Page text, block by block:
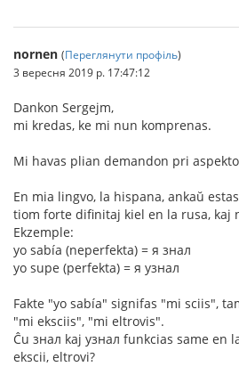
nornen (Переглянути профіль)
3 вересня 2019 р. 17:47:12
Dankon Sergejm,
mi kredas, ke mi nun komprenas.
Mi havas plian demandon pri
En mia lingvo, la hispana, ankaŭ
tiom forte difinitaj kiel en la rusa, kaj
Ekzemple:
yo sabía (neperfekta) = я знал
yo supe (perfekta) = я узнал
Fakte "yo sabía" signifas "mi sciis",
"mi eksciis", "mi eltrovis".
Ĉu знал kaj узнал funkcias same en
ekscii, eltrovi?